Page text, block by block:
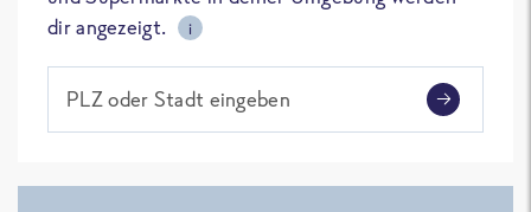
dir angezeigt.
i
PLZ oder Stadt eingeben